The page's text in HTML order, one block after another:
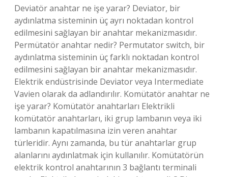
Deviatör anahtar ne işe yarar? Deviator, bir
aydınlatma sisteminin üç ayrı noktadan kontrol
edilmesini sağlayan bir anahtar mekanizmasıdır.
Permütatör anahtar nedir? Permutator switch, bir
aydınlatma sisteminin üç farklı noktadan kontrol
edilmesini sağlayan bir anahtar mekanizmasıdır.
Elektrik endüstrisinde Deviator veya Intermediate
Vavien olarak da adlandırılır. Komütatör anahtar ne
işe yarar? Komütatör anahtarları Elektrikli
komütatör anahtarları, iki grup lambanın veya iki
lambanın kapatılmasına izin veren anahtar
türleridir. Aynı zamanda, bu tür anahtarlar grup
alanlarını aydınlatmak için kullanılır. Komütatörün
elektrik kontrol anahtarının 3 bağlantı terminali